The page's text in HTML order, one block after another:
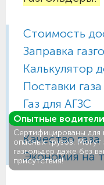
Стоимость
Заправка
Калькулятор
Поставки
Газ для АГЗС
Газовые
Качество газа
Экономия на
Опытные водители
Сертифицированы для
опасных грузов. Могут
газгольдер даже без
присутствия!